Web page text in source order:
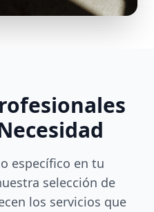
específico en tu
selección de
los servicios que